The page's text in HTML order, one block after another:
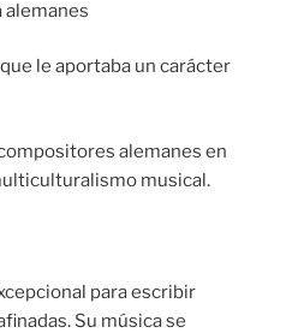
le aportaba un carácter
alemanes en
musical.
para escribir
Su música se